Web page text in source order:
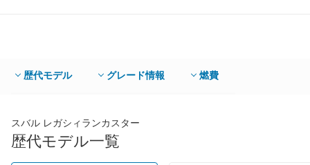
歴代モデル グレード情報 燃費
スバル レガシィランカスター
歴代モデル一覧